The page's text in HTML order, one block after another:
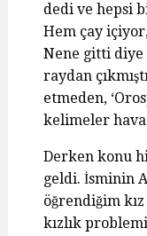
dedi ve hepsi
Hem çay
Nene gitti diye
raydan
etmeden,
kelimeler
Derken konu
geldi. İsminin
öğrendiğim kız
kızlık